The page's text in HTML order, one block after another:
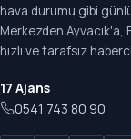
hava durumu gibi
Merkezden
hızlı ve tarafsız
17 Ajans
0541 743 80 90